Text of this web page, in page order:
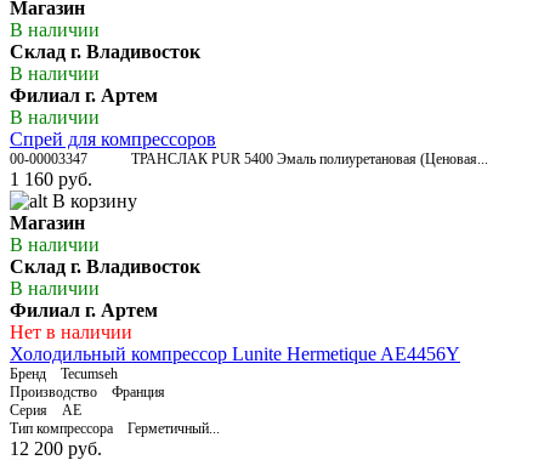
Магазин
В наличии
Склад г. Владивосток
В наличии
Филиал г. Артем
В наличии
Спрей для компрессоров
00-00003347 ТРАНСЛАК PUR 5400 Эмаль полиуретановая (Ценовая...
1 160 руб.
В корзину
Магазин
В наличии
Склад г. Владивосток
В наличии
Филиал г. Артем
Нет в наличии
Холодильный компрессор Lunite Hermetique AE4456Y
Бренд Tecumseh
Производство Франция
Серия AE
Тип компрессора Герметичный...
12 200 руб.